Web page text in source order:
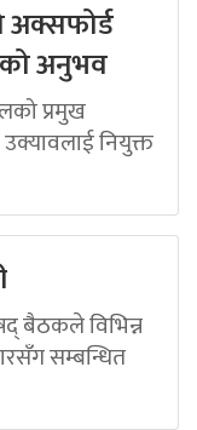
अक्सफोर्ड
अनुभव
प्रमुख
नियुक्त
बैठकले विभिन्न
सम्बन्धित